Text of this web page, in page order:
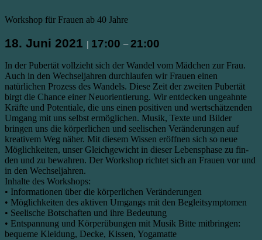
Workshop für Frauen ab 40 Jahre
18. Juni 2021 | 17:00 –21:00
In der Pubertät vollzieht sich der Wandel vom Mädchen zur Frau.
Auch in den Wechseljahren durchlaufen wir Frauen einen
natürlichen Prozess des Wandels. Diese Zeit der zweiten Pubertät
birgt die Chance einer Neuorientierung. Wir entdecken ungeahnte
Kräfte und Potentiale, die uns einen positiven und wertschätzenden
Umgang mit uns selbst ermöglichen. Musik, Texte und Bilder
bringen uns die körperlichen und seelischen Veränderungen auf
kreativem Weg näher. Mit diesem Wissen eröffnen sich so neue
Möglichkeiten, unser Gleichgewicht in dieser Lebensphase zu fin-
den und zu bewahren. Der Workshop richtet sich an Frauen vor und
in den Wechseljahren.
Inhalte des Workshops:
• Informationen über die körperlichen Veränderungen
• Möglichkeiten des aktiven Umgangs mit den Begleitsymptomen
• Seelische Botschaften und ihre Bedeutung
• Entspannung und Körperübungen mit Musik Bitte mitbringen:
bequeme Kleidung, Decke, Kissen, Yogamatte